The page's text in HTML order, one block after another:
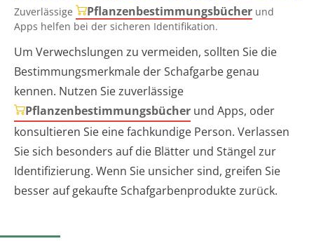
Zuverlässige Pflanzenbestimmungsbücher und
Apps helfen bei der sicheren Identifikation.
Um Verwechslungen zu vermeiden, sollten Sie die
Bestimmungsmerkmale der Schafgarbe genau
kennen. Nutzen Sie zuverlässige
Pflanzenbestimmungsbücher und Apps, oder
konsultieren Sie eine fachkundige Person. Verlassen
Sie sich besonders auf die Blätter und Stängel zur
Identifizierung. Wenn Sie unsicher sind, greifen Sie
besser auf gekaufte Schafgarbenprodukte zurück.